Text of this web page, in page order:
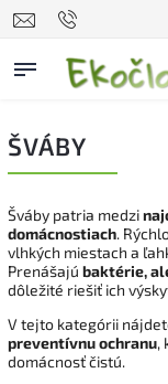
ŠVÁBY
Šváby patria medzi
domácnostiach.
vlhkých miestach a
Prenášajú baktérie,
dôležité riešiť ich
V tejto kategórii
preventívnu ochranu,
domácnosť čistú.